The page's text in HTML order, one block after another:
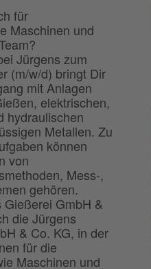
für
Maschinen und
Jürgens zum
(m/w/d) bringt Dir
mit Anlagen
elektrischen,
hydraulischen
Metallen. Zu
können
von
Mess-,
gehören.
GmbH &
die Jürgens
& Co. KG, in der
für die
Maschinen und